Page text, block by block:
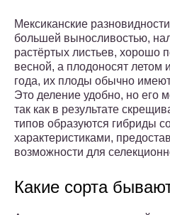
Мексиканские
большей выносливостью,
растёртых листьев, хорошо
весной, а плодоносят летом
года, их плоды обычно
Это деление удобно, но его
так как в результате
типов образуются гибриды
характеристиками,
возможности для
Какие сорта